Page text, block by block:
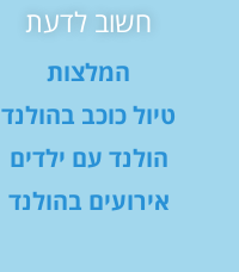
חשוב לדעת
המלצות
טיול כוכב בהולנד
הולנד עם ילדים
אירועים בהולנד